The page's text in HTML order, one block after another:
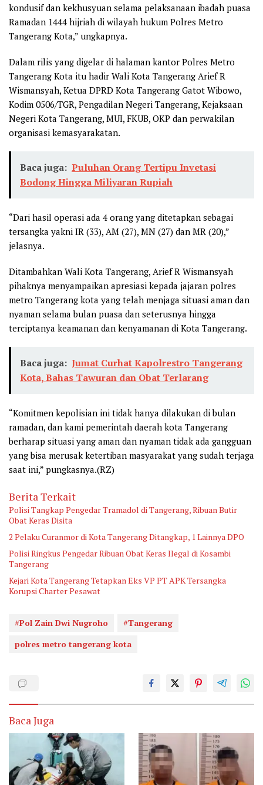
kondusif dan kekhusyuan selama pelaksanaan ibadah puasa
Ramadan 1444 hijriah di wilayah hukum Polres Metro
Tangerang Kota,” ungkapnya.
Dalam rilis yang digelar di halaman kantor Polres Metro
Tangerang Kota itu hadir Wali Kota Tangerang Arief R
Wismansyah, Ketua DPRD Kota Tangerang Gatot Wibowo,
Kodim 0506/TGR, Pengadilan Negeri Tangerang, Kejaksaan
Negeri Kota Tangerang, MUI, FKUB, OKP dan perwakilan
organisasi kemasyarakatan.
Baca juga: Puluhan Orang Tertipu Invetasi
Bodong Hingga Miliyaran Rupiah
“Dari hasil operasi ada 4 orang yang ditetapkan sebagai
tersangka yakni IR (33), AM (27), MN (27) dan MR (20),”
jelasnya.
Ditambahkan Wali Kota Tangerang, Arief R Wismansyah
pihaknya menyampaikan apresiasi kepada jajaran polres
metro Tangerang kota yang telah menjaga situasi aman dan
nyaman selama bulan puasa dan seterusnya hingga
terciptanya keamanan dan kenyamanan di Kota Tangerang.
Baca juga: Jumat Curhat Kapolrestro Tangerang
Kota, Bahas Tawuran dan Obat Terlarang
“Komitmen kepolisian ini tidak hanya dilakukan di bulan
ramadan, dan kami pemerintah daerah kota Tangerang
berharap situasi yang aman dan nyaman tidak ada gangguan
yang bisa merusak ketertiban masyarakat yang sudah terjaga
saat ini,” pungkasnya.(RZ)
Berita Terkait
Polisi Tangkap Pengedar Tramadol di Tangerang, Ribuan Butir
Obat Keras Disita
2 Pelaku Curanmor di Kota Tangerang Ditangkap, 1 Lainnya DPO
Polisi Ringkus Pengedar Ribuan Obat Keras Ilegal di Kosambi
Tangerang
Kejari Kota Tangerang Tetapkan Eks VP PT APK Tersangka
Korupsi Charter Pesawat
#Pol Zain Dwi Nugroho
#Tangerang
polres metro tangerang kota
Baca Juga